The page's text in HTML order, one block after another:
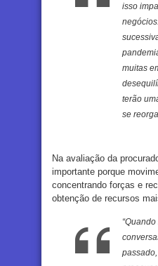
isso
muitas
terão
se
Na avaliação da
importante porque
concentrando forças e
obtenção de recursos